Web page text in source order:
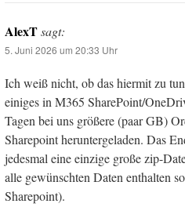
AlexTsagt:
5. Juni 2026 um 20:33 Uhr
Ich weiß nicht, ob das hiermit zu
einiges in M365 SharePoint/
Tagen bei uns größere (paar GB)
Sharepoint heruntergeladen. Das
jedesmal eine einzige große zip-
alle gewünschten Daten enthalten
Sharepoint).